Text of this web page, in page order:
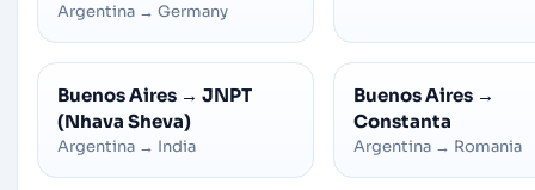
Argentina → Germany
Buenos Aires → JNPT
(Nhava Sheva)
Argentina → India
Buenos Aires →
Constanta
Argentina → Romania